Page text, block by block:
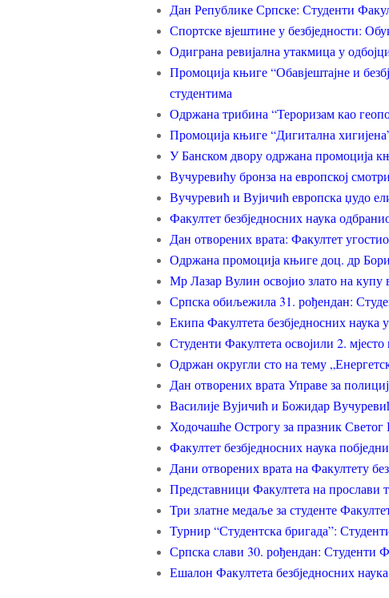
Дан Републике Српске: Студенти
Спортске вјештине у безбједности:
Одиграна ревијална утакмица у
Промоција књиге “Обавјештајне и
студентима
Одржана трибина “Тероризам као
Промоција књиге “Дигитална
У Банском двору одржана промоција
Вучуревићу бронза на европској
Вучуревић и Вујичић европска џудо
Факултет безбједносних наука
Дан отворених врата: Факултет
Одржана промоција књиге доц. др
Мр Лазар Вулин освојио злато на купу
Српска обиљежила 31. рођендан:
Екипа Факултета безбједносних
Студенти Факултета освојили 2.
Одржан округли сто на тему
Дан отворених врата Управе за
Василије Вујичић и Божидар
Ходочашће Острогу за празник Светог
Факултет безбједносних наука
Дани отворених врата на Факултету
Представници Факултета на
Три златне медаље за студенте
Турнир “Студентска бригада”:
Српска слави 30. рођендан: Студенти
Ешалон Факултета безбједносних